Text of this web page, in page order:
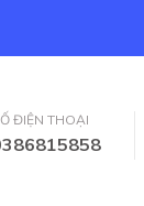
Khiếu
vmath, hanh
ĐIỆN THOẠI